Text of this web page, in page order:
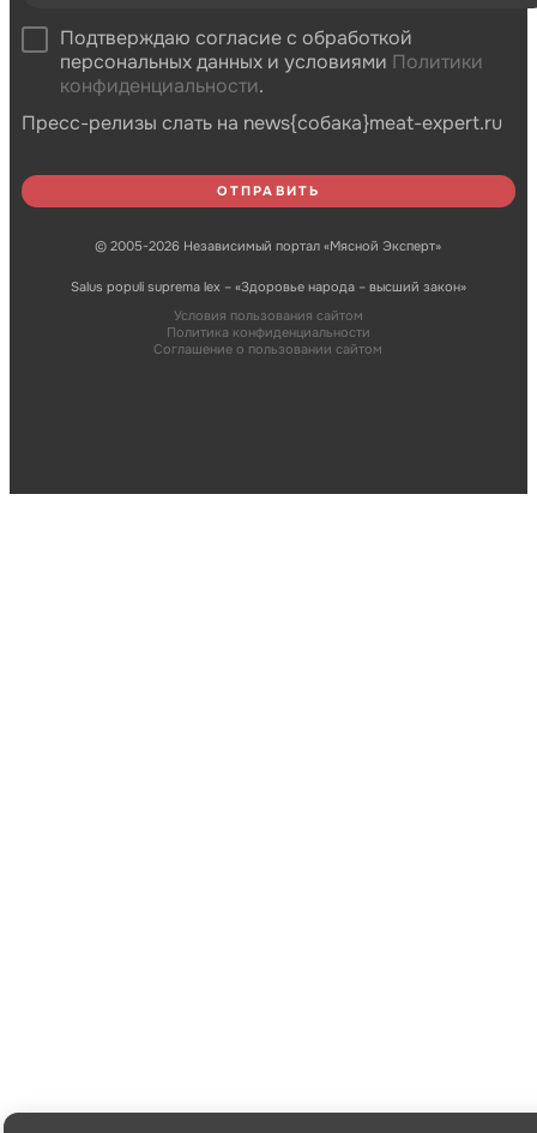
Подтверждаю согласие с обработкой
персональных данных и условиями Политики
конфиденциальности.
Пресс-релизы слать на news{собака}meat-expert.ru
© 2005-2026 Независимый портал «Мясной Эксперт»
Salus populi suprema lex – «Здоровье народа – высший закон»
Условия пользования сайтом
Политика конфиденциальности
Соглашение о пользовании сайтом